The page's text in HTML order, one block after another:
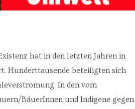
hat in den letzten Jahren in
Hunderttausende beteiligten sich
In den vom
BäuerInnen und Indigene gegen